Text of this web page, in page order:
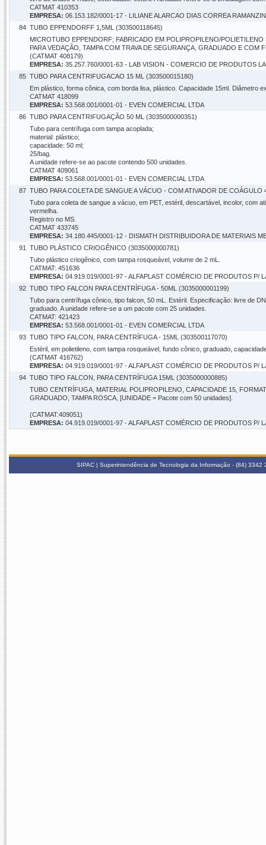
CATMAT 410353
EMPRESA: 06.153.182/0001-17 - LILIANE ALARCAO DIAS CORREA
84 TUBO EPPENDORFF 1,5ML (303500118645)
MICROTUBO EPPENDORF; FABRICADO EM POLIPROPILENO/
PARA VEDAÇÃO, TAMPA COM TRAVA DE SEGURANÇA, GRADUADO E
(CATMAT 408179)
EMPRESA: 35.257.760/0001-63 - LAB VISION - COMERCIO DE PRODUTOS
85 TUBO PARA CENTRIFUGACAO 15 ML (303500015180)
Em plástico, forma cônica, com borda lisa, plástico. Capacidade 15ml. Diâmetro
CATMAT 418099
EMPRESA: 53.568.001/0001-01 - EVEN COMERCIAL LTDA
86 TUBO PARA CENTRIFUGAÇÃO 50 ML (3035000000351)
Tubo para centrífuga com tampa acoplada;
material: plástico;
capacidade: 50 ml;
25/bag.
A unidade refere-se ao pacote contendo 500 unidades.
CATMAT 409061
EMPRESA: 53.568.001/0001-01 - EVEN COMERCIAL LTDA
87 TUBO PARA COLETA DE SANGUE A VÁCUO - COM ATIVADOR DE COÁGULO
Tubo para coleta de sangue a vácuo, em PET, estéril, descartável, incolor, com
vermelha.
Registro no MS.
CATMAT 433745
EMPRESA: 34.180.445/0001-12 - DISMATH DISTRIBUIDORA DE MATERIAIS
91
TUBO PLÁSTICO CRIOGÊNICO (3035000000781)
Tubo plástico criogênico, com tampa rosqueável, volume de 2 mL.
CATMAT: 451636
EMPRESA: 04.919.019/0001-97 - ALFAPLAST COMÉRCIO DE PRODUTOS P/
92 TUBO TIPO FALCON PARA CENTRÍFUGA - 50ML (3035000001199)
Tubo para centrífuga cônico, tipo falcon, 50 mL. Estéril. Especificação: livre de
graduado. A unidade refere-se a um pacote com 25 unidades.
CATMAT: 421423
EMPRESA: 53.568.001/0001-01 - EVEN COMERCIAL LTDA
93 TUBO TIPO FALCON, PARA CENTRÍFUGA - 15ML (303500117070)
Estéril, em polietileno, com tampa rosqueável, fundo cônico, graduado,
(CATMAT 416762)
EMPRESA: 04.919.019/0001-97 - ALFAPLAST COMÉRCIO DE PRODUTOS P/
94 TUBO TIPO FALCON, PARA CENTRÍFUGA 15ML (3035000000885)
TUBO CENTRÍFUGA, MATERIAL POLIPROPILENO, CAPACIDADE 15,
GRADUADO, TAMPA ROSCA, [UNIDADE = Pacote com 50 unidades].
(CATMAT:409051)
EMPRESA: 04.919.019/0001-97 - ALFAPLAST COMÉRCIO DE PRODUTOS P/
SIPAC | Superintendência de Tecnologia da Informação - (84)